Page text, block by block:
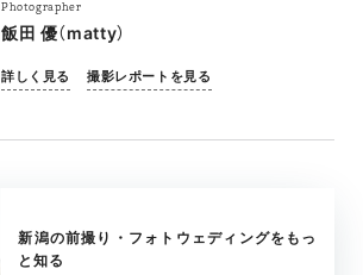
Photographer
飯田 優（matty）
詳しく見る 撮影レポートを見る
新潟の前撮り・フォトウェディングをもっ
と知る